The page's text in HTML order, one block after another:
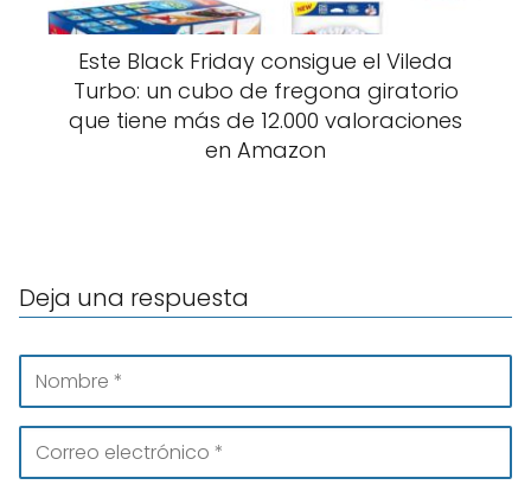
Este Black Friday consigue el Vileda
Turbo: un cubo de fregona giratorio
que tiene más de 12.000 valoraciones
en Amazon
Deja una respuesta